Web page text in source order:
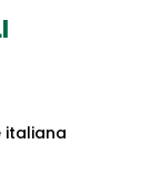
italiana